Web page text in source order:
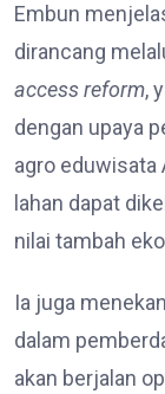
Embun
dirancang
access reform,
dengan upaya
agro eduwisata
lahan dapat
nilai tambah
Ia juga
dalam
akan berjalan